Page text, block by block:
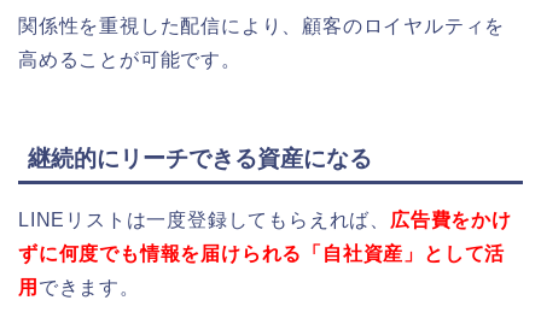
関係性を重視した配信により、顧客のロイヤルティを
高めることが可能です。
継続的にリーチできる資産になる
LINEリストは一度登録してもらえれば、 広告費をかけ
ずに何度でも情報を届けられる「自社資産」として活
用 できます。